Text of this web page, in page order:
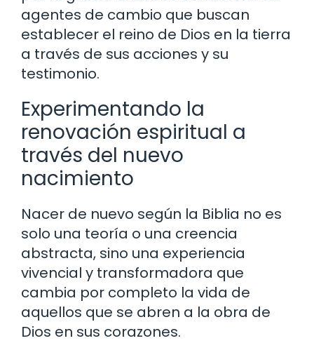
agentes de cambio que buscan
establecer el reino de Dios en la tierra
a través de sus acciones y su
testimonio.
Experimentando la
renovación espiritual a
través del nuevo
nacimiento
Nacer de nuevo según la Biblia no es
solo una teoría o una creencia
abstracta, sino una experiencia
vivencial y transformadora que
cambia por completo la vida de
aquellos que se abren a la obra de
Dios en sus corazones.